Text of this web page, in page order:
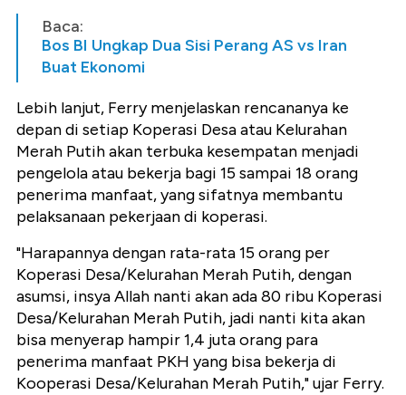
Baca:
Bos BI Ungkap Dua Sisi Perang AS vs Iran
Buat Ekonomi
Lebih lanjut, Ferry menjelaskan rencananya ke
depan di setiap Koperasi Desa atau Kelurahan
Merah Putih akan terbuka kesempatan menjadi
pengelola atau bekerja bagi 15 sampai 18 orang
penerima manfaat, yang sifatnya membantu
pelaksanaan pekerjaan di koperasi.
"Harapannya dengan rata-rata 15 orang per
Koperasi Desa/Kelurahan Merah Putih, dengan
asumsi, insya Allah nanti akan ada 80 ribu Koperasi
Desa/Kelurahan Merah Putih, jadi nanti kita akan
bisa menyerap hampir 1,4 juta orang para
penerima manfaat PKH yang bisa bekerja di
Kooperasi Desa/Kelurahan Merah Putih," ujar Ferry.